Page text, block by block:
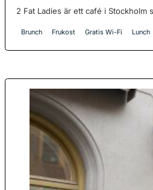
2 Fat Ladies är ett café i
Brunch Frukost Gratis Wi-Fi Lunch